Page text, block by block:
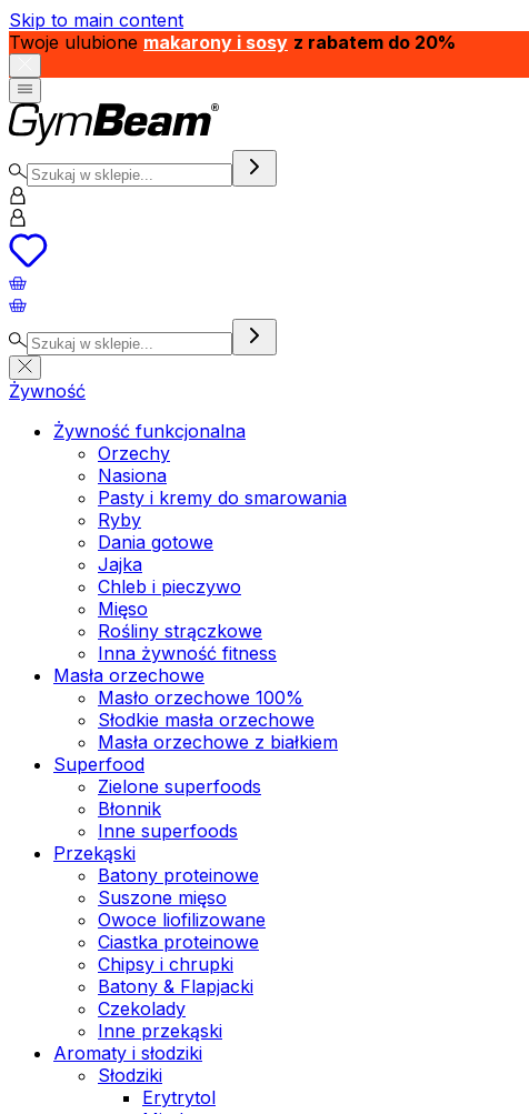
Skip to main content
Twoje ulubione makarony i sosy z rabatem do 20%
Żywność
Żywność funkcjonalna
Orzechy
Nasiona
Pasty i kremy do smarowania
Ryby
Dania gotowe
Jajka
Chleb i pieczywo
Mięso
Rośliny strączkowe
Inna żywność fitness
Masła orzechowe
Masło orzechowe 100%
Słodkie masła orzechowe
Masła orzechowe z białkiem
Superfood
Zielone superfoods
Błonnik
Inne superfoods
Przekąski
Batony proteinowe
Suszone mięso
Owoce liofilizowane
Ciastka proteinowe
Chipsy i chrupki
Batony & Flapjacki
Czekolady
Inne przekąski
Aromaty i słodziki
Słodziki
Erytrytol